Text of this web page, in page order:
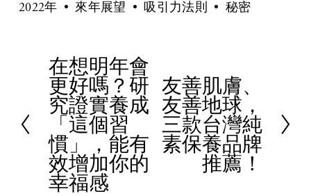
2022年 來年展望 吸引力法則 秘密
P
r
e
i
o
u
在想明年會
更好嗎？研
究證實養成
「這個習
慣」，能有
效增加你的
幸福感
N友善肌膚、
友善地球，
三款台灣純
素保養品牌
推薦！